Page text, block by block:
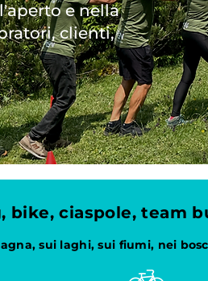
e nella
clienti,
bike, ciaspole, team
sui laghi, sui fiumi, nei